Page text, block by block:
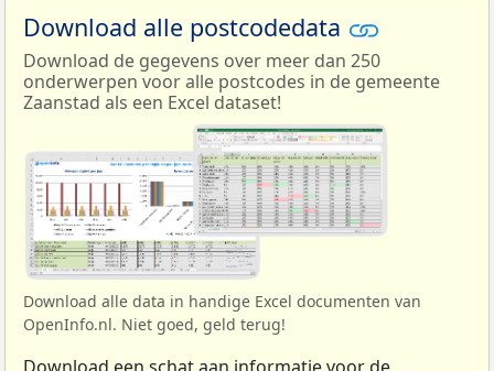
Download alle postcodedata
Download de gegevens over meer dan 250
onderwerpen voor alle postcodes in de gemeente
Zaanstad als een Excel dataset!
Download alle data in handige Excel documenten van
OpenInfo.nl. Niet goed, geld terug!